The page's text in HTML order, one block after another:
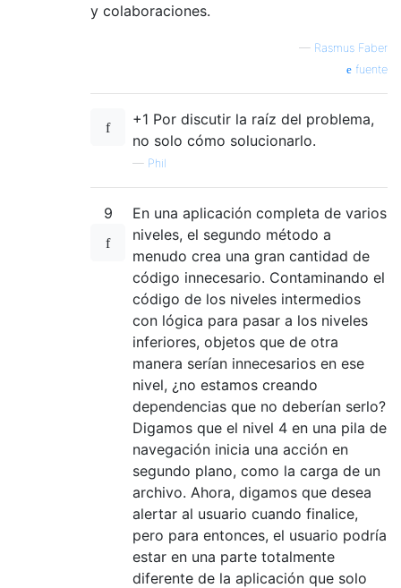
y colaboraciones.
— Rasmus Faber
fuente
+1 Por discutir la raíz del problema,
no solo cómo solucionarlo.
— Phil
9
En una aplicación completa de varios
niveles, el segundo método a
menudo crea una gran cantidad de
código innecesario. Contaminando el
código de los niveles intermedios
con lógica para pasar a los niveles
inferiores, objetos que de otra
manera serían innecesarios en ese
nivel, ¿no estamos creando
dependencias que no deberían serlo?
Digamos que el nivel 4 en una pila de
navegación inicia una acción en
segundo plano, como la carga de un
archivo. Ahora, digamos que desea
alertar al usuario cuando finalice,
pero para entonces, el usuario podría
estar en una parte totalmente
diferente de la aplicación que solo